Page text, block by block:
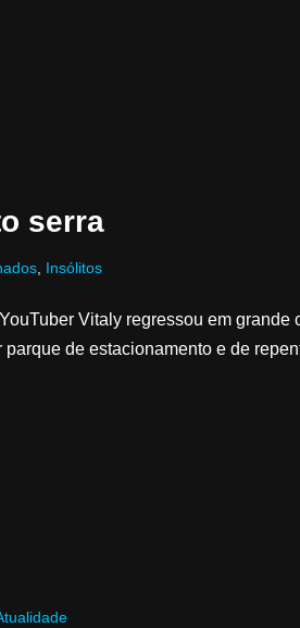
serra
Insólitos
Vitaly regressou em grande
parque de estacionamento e de